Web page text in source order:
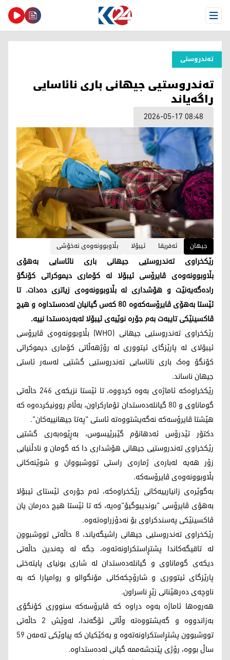
Open Menu
تەندروستی
تەندروستیی جیهانی باری نائاسایی
راگەیاند
2026-05-17 08:48
جیهان ئەفریقا ئیبۆلا بڵاوبوونەوەی نەخۆشی
رێکخراوی تەندروستیی جیهانی باری نائاسایی بەهۆی
بڵاوبوونەوەی ڤایرۆسی ئیبۆلا لە کۆماری دیموکراتی کۆنگۆ
رادەگەیەنێت و هۆشداری لە بڵاوبوونەوەی زیاتری دەدات. تا
ئێستا بەهۆی ڤایرۆسەکەوە 80 کەس گیانیان لەدەستداوە و هیچ
ڤاکسینێکی تایبەت بەم جۆرە نوێیەی ئیبۆلا لەبەردەستدا نییە.
رێکخراوی تەندروستیی جیهانی (WHO) بڵاوبوونەوەی ڤایرۆسی
ئیبۆلای لە پارێزگای ئیتووری لە رۆژهەڵاتی کۆماری دیموکراتی
کۆنگۆ وەک باری نائاسایی تەندروستیی گشتیی لەسەر ئاستی
جیهان ناساند.
رێکخراوەکە ئاماژەی بەوە کردووە، تا ئێستا نزیکەی 246 حاڵەتی
گوماناوی و 80 گیانلەدەستدان تۆمارکراون، بەڵام روونیکردەوە کە
هێشتا ڤایرۆسەکە نەگەیشتووەتە ئاستی "پەتا جیهانییەکان".
دکتۆر تێدرۆس ئەدهانۆم گێبرێیسوس، بەڕێوەبەری گشتیی
رێکخراوی تەندروستیی جیهانی هۆشداری دا کە گومان و نادڵنیایی
زۆر هەیە لەبارەی ژمارەی راستی تووشبووان و شوێنەکانی
بڵاوبوونەوەی ڤایرۆسەکە.
بەگوێرەی زانیارییەکانی رێکخراوەکە، ئەم جۆرەی ئێستای ئیبۆلا
بەهۆی ڤایرۆسی "بوندیبوگیۆ"وەیە، کە تا ئێستا هیچ دەرمان یان
ڤاکسینێکی پەسندکراوی بۆ نەدۆزراوەتەوە.
رێکخراوی تەندروستیی جیهانی راشیگەیاند، 8 حاڵەتی تووشبوون
لە تاقیگەکاندا پشتڕاستکراونەتەوە، جگە لە چەندین حاڵەتی
دیکەی گوماناوی و گیانلەدەستدان لە شاری بونیای پایتەختی
پارێزگای ئیتووری و شارۆچکەکانی مۆنگوالو و روامپارا کە بە
ناوچەی دەرهێنانی زێڕ ناسراون.
هەروەها ئاماژە بەوە دراوە کە ڤایرۆسەکە سنووری کۆنگۆی
بەزاندووە و گەیشتووەتە وڵاتی ئۆگەندا، لەوێش 2 حاڵەتی
تووشبوون پشتڕاستکراونەتەوە و یەکێکیان کە پیاوێکی تەمەن 59
ساڵ بووە، رۆژی پێنجشەممە گیانی لەدەستداوە.